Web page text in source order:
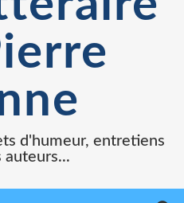
d'humeur, entretiens
auteurs...